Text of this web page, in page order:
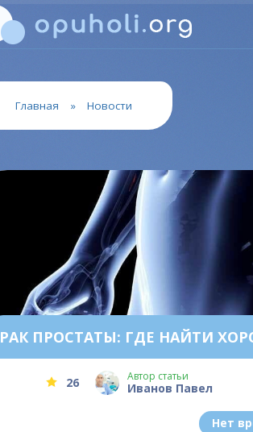
Главная » Новости
РАК ПРОСТАТЫ: ГДЕ НАЙТИ
26 Автор статьи
Иванов Павел
Нет